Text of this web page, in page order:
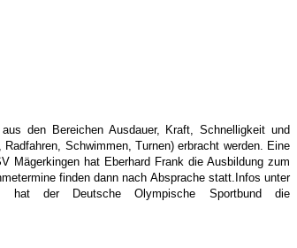
den Bereichen Ausdauer, Kraft, Schnelligkeit und
Schwimmen, Turnen) erbracht werden. Eine
Mägerkingen hat Eberhard Frank die Ausbildungzum
finden dann nach Absprache statt. Infos unter
hat der Deutsche Olympische Sportbund die